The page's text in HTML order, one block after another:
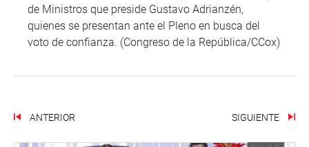
de Ministros que preside Gustavo Adrianzén,
quienes se presentan ante el Pleno en busca del
voto de confianza. (Congreso de la República/CCox)
ANTERIOR SIGUIENTE